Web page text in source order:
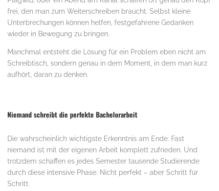
frei, den man zum Weiterschreiben braucht. Selbst kleine
Unterbrechungen können helfen, festgefahrene Gedanken
wieder in Bewegung zu bringen.
Manchmal entsteht die Lösung für ein Problem eben nicht am
Schreibtisch, sondern genau in dem Moment, in dem man kurz
aufhört, daran zu denken.
Niemand schreibt die perfekte Bachelorarbeit
Die wahrscheinlich wichtigste Erkenntnis am Ende: Fast
niemand ist mit der eigenen Arbeit komplett zufrieden. Und
trotzdem schaffen es jedes Semester tausende Studierende
durch diese intensive Phase. Nicht perfekt – aber Schritt für
Schritt.